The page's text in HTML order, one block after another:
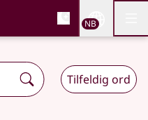
og
NB
Tilfeldig ord